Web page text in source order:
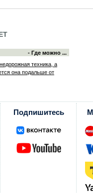
- Где можно ...
техника, а
она подальше от
Подпишитесь